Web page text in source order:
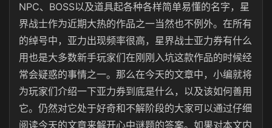
NPC、BOSS以及道具起各种各样简单易懂的名字，星
界战士作为近期大热的作品之一当然也不例外。在所有
的绰号中，亚力出现频率很高，星界战士亚力券有什么
用也是大多数新手玩家们在刚刚入坑这款作品的时候经
常会疑惑的事情之一。那么在今天的文章中，小编就将
为玩家们介绍一下亚力券到底是什么，以及该如何善用
它。仍然对它处于好奇和不解阶段的大家可以通过仔细
阅读今天的文章来解开心中谜题的答案。如果对本文内